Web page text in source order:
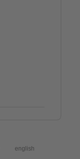
english